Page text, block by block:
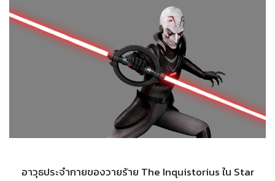
อาวุธประจำกายของวายร้าย The Inquistorius ใน Star